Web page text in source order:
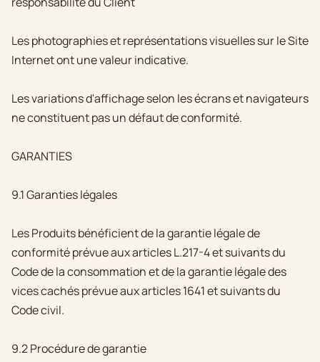
Les photographies et représentations visuelles sur le Site
Internet ont une valeur indicative.
Les variations d'affichage selon les écrans et navigateurs
ne constituent pas un défaut de conformité.
GARANTIES
9.1 Garanties légales
Les Produits bénéficient de la garantie légale de
conformité prévue aux articles L.217-4 et suivants du
Code de la consommation et de la garantie légale des
vices cachés prévue aux articles 1641 et suivants du
Code civil.
9.2 Procédure de garantie